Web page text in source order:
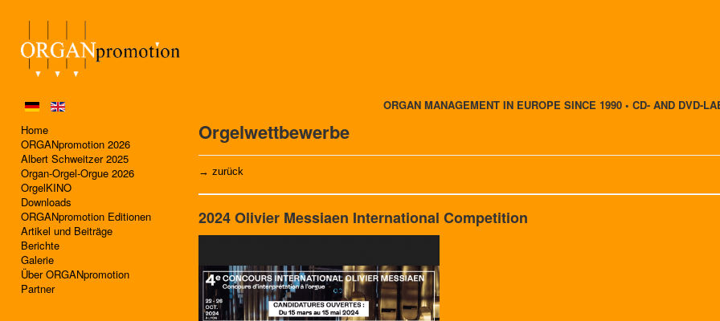
Home
ORGANpromotion 2026
Albert Schweitzer 2025
Organ-Orgel-Orgue 2026
OrgelKINO
Downloads
ORGANpromotion Editionen
Artikel und Beiträge
Berichte
Galerie
Über ORGANpromotion
Partner
ORGAN MANAGEMENT IN EUROPE SINCE 1990 • CD- AND DVD-
Orgelwettbewerbe
→ zurück
2024 Olivier Messiaen International Competition